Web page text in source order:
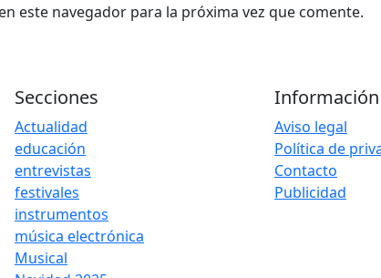
este navegador para la próxima vez que comente.
Secciones
Actualidad
educación
entrevistas
festivales
instrumentos
música electrónica
Musical
Información
Aviso legal
Política de
Contacto
Publicidad